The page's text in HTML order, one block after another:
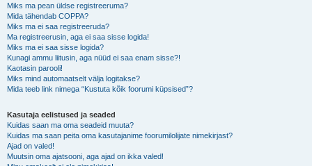
Miks ma pean üldse registreeruma?
Mida tähendab COPPA?
Miks ma ei saa registreeruda?
Ma registreerusin, aga ei saa sisse logida!
Miks ma ei saa sisse logida?
Kunagi ammu liitusin, aga nüüd ei saa enam sisse?!
Kaotasin parooli!
Miks mind automaatselt välja logitakse?
Mida teeb link nimega “Kustuta kõik foorumi küpsised”?
Kasutaja eelistused ja seaded
Kuidas saan ma oma seadeid muuta?
Kuidas ma saan peita oma kasutajanime foorumilolijate nimekirjast?
Ajad on valed!
Muutsin oma ajatsooni, aga ajad on ikka valed!